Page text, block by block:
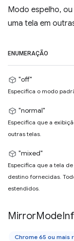
Modo espelho,
uma tela em
ENUMERAÇÃO
"off"
Especifica o modo
"normal"
Especifica que a
outras telas.
"mixed"
Especifica que a tela
destino fornecidas.
estendidos.
MirrorMode
Chrome 65 ou mais